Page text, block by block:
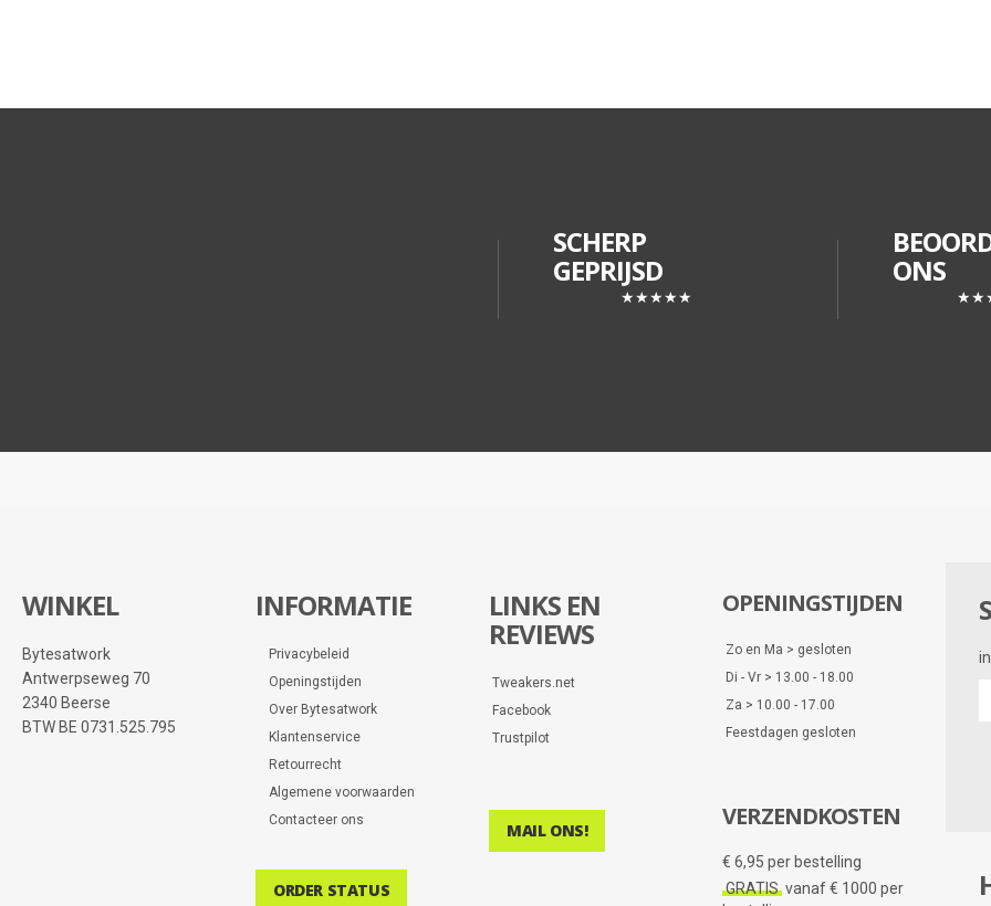
SCHERP
GEPRIJSD
★★★★★
ONS
WINKEL
Bytesatwork
Antwerpseweg 70
2340 Beerse
BTW BE 0731.525.795
INFORMATIE
Privacybeleid
Openingstijden
Over Bytesatwork
Klantenservice
Retourrecht
Algemene voorwaarden
Contacteer ons
ORDER STATUS
LINKS EN
REVIEWS
Tweakers.net
Facebook
Trustpilot
MAIL ONS!
OPENINGSTIJDEN
Zo en Ma > gesloten
Di - Vr > 13.00 - 18.00
Za > 10.00 - 17.00
Feestdagen gesloten
VERZENDKOSTEN
€ 6,95 per bestelling
GRATIS vanaf € 1000 per